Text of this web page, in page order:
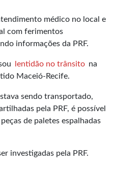
médico no local e
com ferimentos
informações da PRF.
lentidão no trânsito na
Maceió-Recife.
sendo transportado,
pela PRF, é possível
de paletes espalhadas
investigadas pela PRF.